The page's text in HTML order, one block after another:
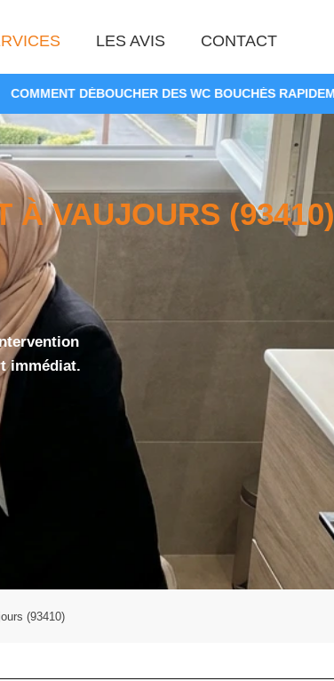
LES AVIS CONTACT
DES WC BOUCHÉS RAPIDEMENT 93 •
À VAUJOURS (93410)
immédiat.
(93410)